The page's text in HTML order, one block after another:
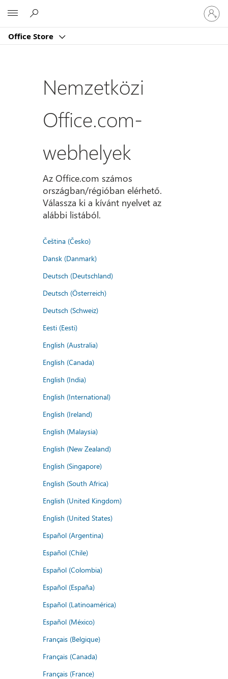
Office Store
be
a
Nemzetközi
Office.com-
webhelyek
Az Office.com számos
országban/régióban elérhető.
Válassza ki a kívánt nyelvet az
alábbi listából.
Čeština (Česko)
Dansk (Danmark)
Deutsch (Deutschland)
Deutsch (Österreich)
Deutsch (Schweiz)
Eesti (Eesti)
English (Australia)
English (Canada)
English (India)
English (International)
English (Ireland)
English (Malaysia)
English (New Zealand)
English (Singapore)
English (South Africa)
English (United Kingdom)
English (United States)
Español (Argentina)
Español (Chile)
Español (Colombia)
Español (España)
Español (Latinoamérica)
Español (México)
Français (Belgique)
Français (Canada)
Français (France)